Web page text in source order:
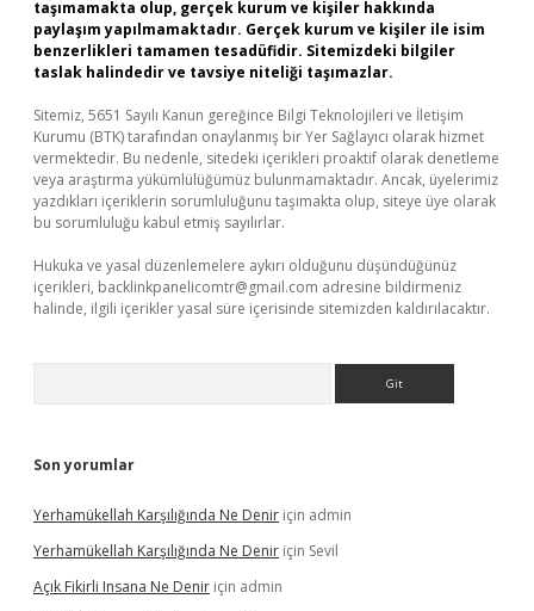
taşımamakta olup, gerçek kurum ve kişiler hakkında
paylaşım yapılmamaktadır. Gerçek kurum ve kişiler ile isim
benzerlikleri tamamen tesadüfidir. Sitemizdeki bilgiler
taslak halindedir ve tavsiye niteliği taşımazlar.
Sitemiz, 5651 Sayılı Kanun gereğince Bilgi Teknolojileri ve İletişim
Kurumu (BTK) tarafından onaylanmış bir Yer Sağlayıcı olarak hizmet
vermektedir. Bu nedenle, sitedeki içerikleri proaktif olarak denetleme
veya araştırma yükümlülüğümüz bulunmamaktadır. Ancak, üyelerimiz
yazdıkları içeriklerin sorumluluğunu taşımakta olup, siteye üye olarak
bu sorumluluğu kabul etmiş sayılırlar.
Hukuka ve yasal düzenlemelere aykırı olduğunu düşündüğünüz
içerikleri, backlinkpanelicomtr@gmail.com adresine bildirmeniz
halinde, ilgili içerikler yasal süre içerisinde sitemizden kaldırılacaktır.
Son yorumlar
Yerhamükellah Karşılığında Ne Denir için admin
Yerhamükellah Karşılığında Ne Denir için Sevil
Açık Fikirli Insana Ne Denir için admin